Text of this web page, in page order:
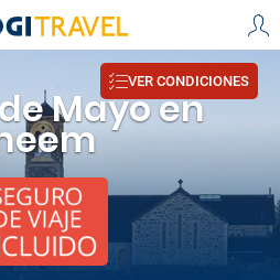
Mayo en
VER CONDICIONES